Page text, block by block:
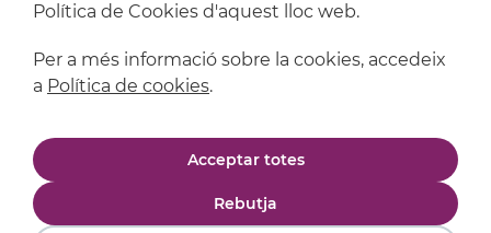
Política de privacitat
Política de Cookies d'aquest lloc web.
Per a més informació sobre la cookies, accedeix
a Política de cookies.
Acceptar totes
Rebutja